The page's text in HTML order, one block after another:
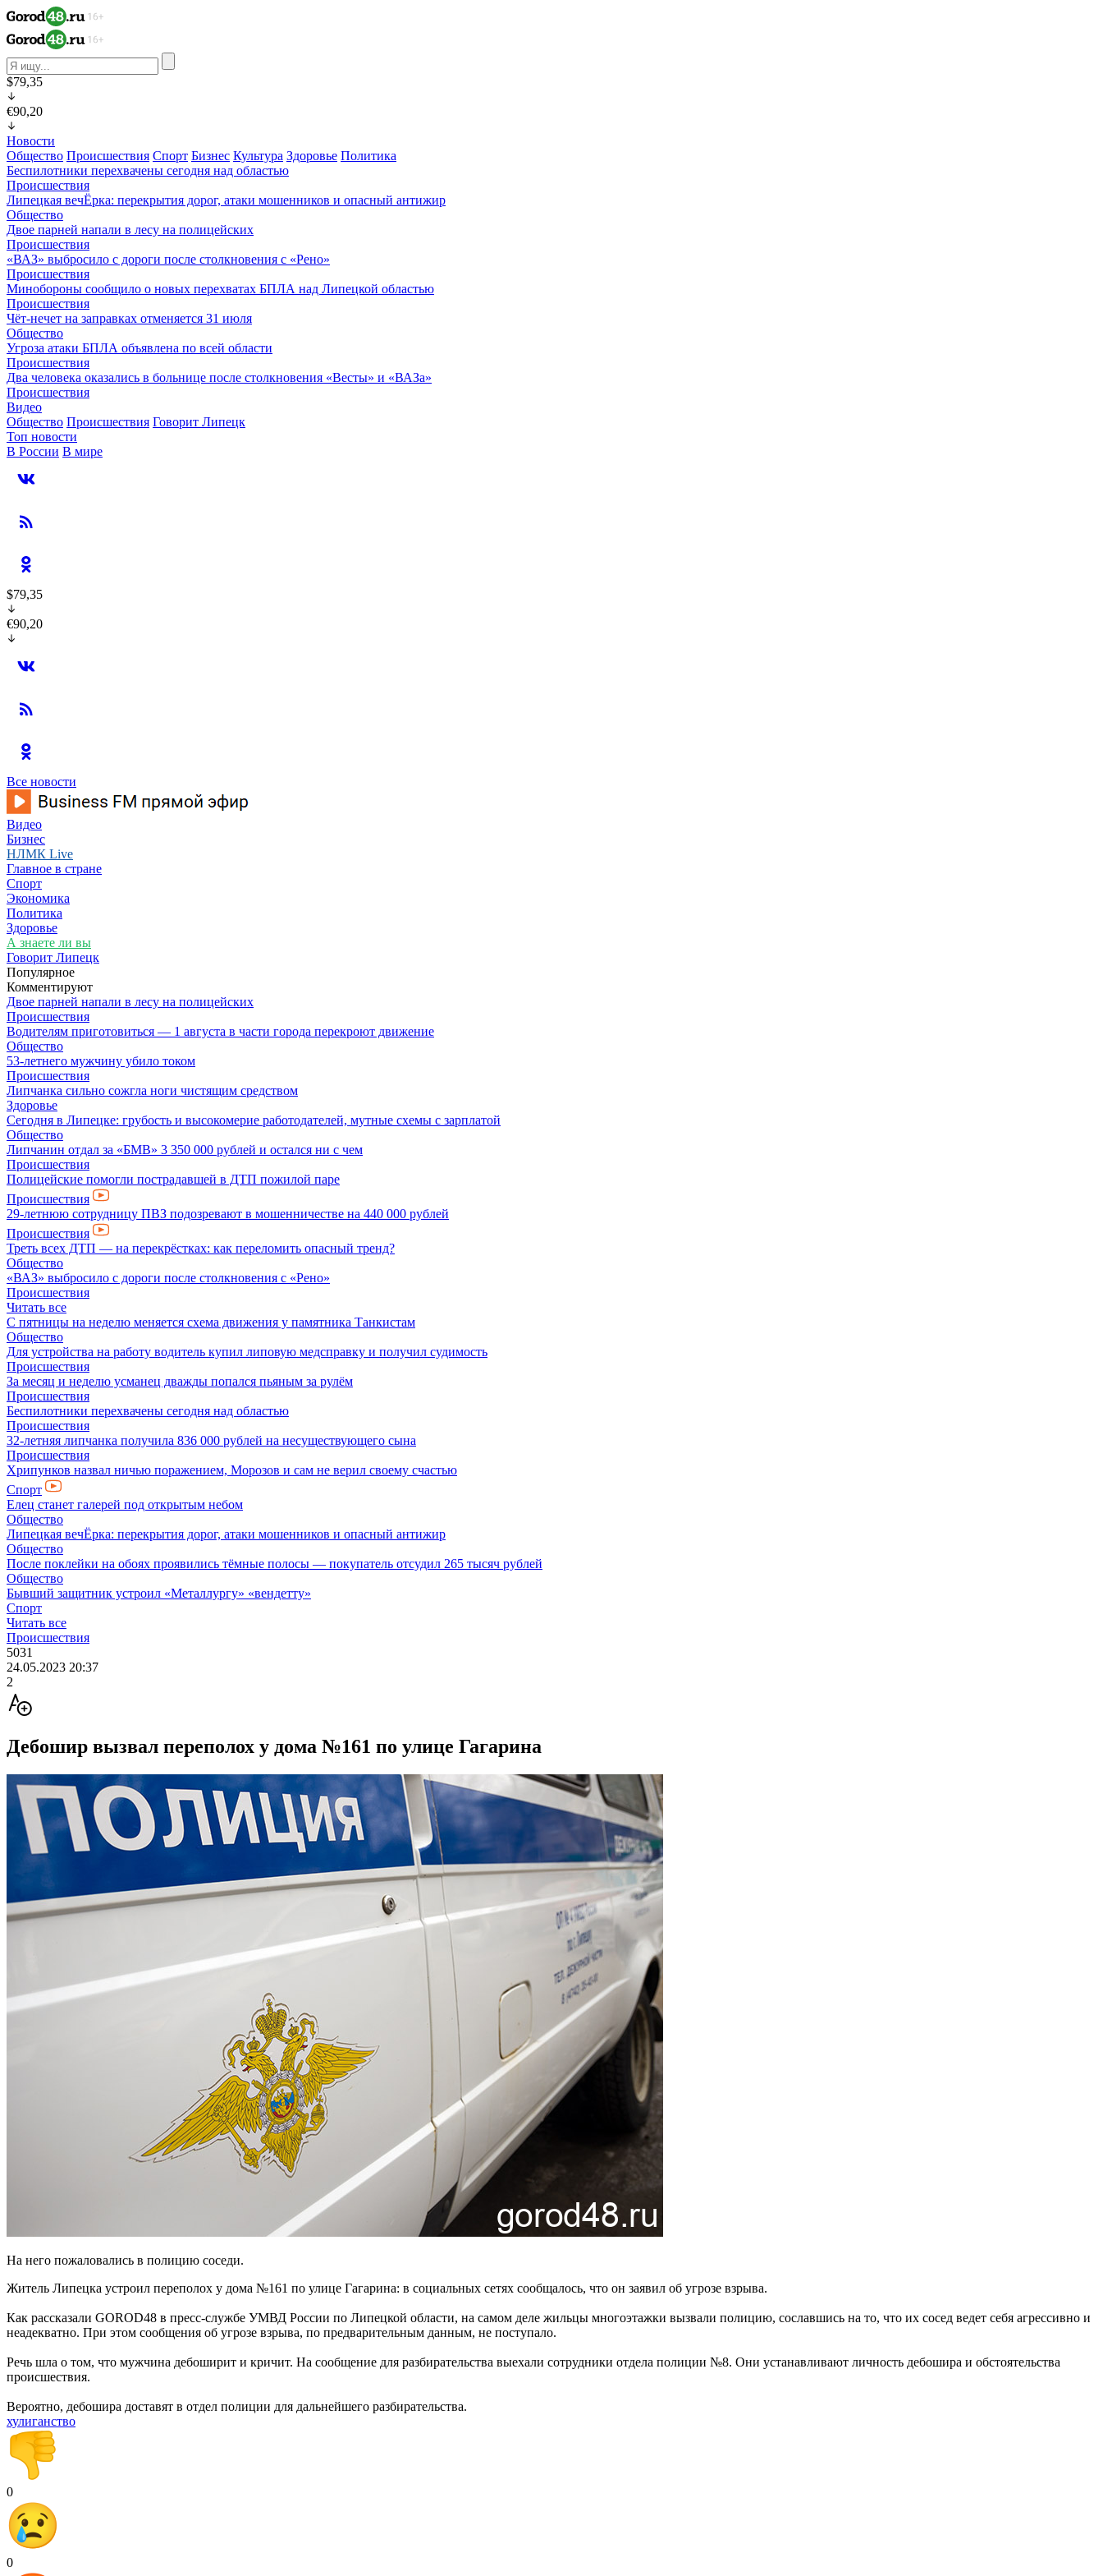
$79,35
€90,20
Новости
Общество Происшествия Спорт Бизнес Культура Здоровье Политика
Беспилотники перехвачены сегодня над областью
Происшествия
Липецкая вечЁрка: перекрытия дорог, атаки мошенников и опасный антижир
Общество
Двое парней напали в лесу на полицейских
Происшествия
«ВАЗ» выбросило с дороги после столкновения с «Рено»
Происшествия
Минобороны сообщило о новых перехватах БПЛА над Липецкой областью
Происшествия
Чёт-нечет на заправках отменяется 31 июля
Общество
Угроза атаки БПЛА объявлена по всей области
Происшествия
Два человека оказались в больнице после столкновения «Весты» и «ВАЗа»
Происшествия
Видео
Общество Происшествия Говорит Липецк
Топ новости
В России В мире
$79,35
€90,20
Все новости
Видео
Бизнес
НЛМК Live
Главное в стране
Спорт
Экономика
Политика
Здоровье
А знаете ли вы
Говорит Липецк
Популярное
Комментируют
Двое парней напали в лесу на полицейских
Происшествия
Водителям приготовиться — 1 августа в части города перекроют движение
Общество
53-летнего мужчину убило током
Происшествия
Липчанка сильно сожгла ноги чистящим средством
Здоровье
Сегодня в Липецке: грубость и высокомерие работодателей, мутные схемы с зарплатой
Общество
Липчанин отдал за «БМВ» 3 350 000 рублей и остался ни с чем
Происшествия
Полицейские помогли пострадавшей в ДТП пожилой паре
Происшествия
29-летнюю сотрудницу ПВЗ подозревают в мошенничестве на 440 000 рублей
Происшествия
Треть всех ДТП — на перекрёстках: как переломить опасный тренд?
Общество
«ВАЗ» выбросило с дороги после столкновения с «Рено»
Происшествия
Читать все
С пятницы на неделю меняется схема движения у памятника Танкистам
Общество
Для устройства на работу водитель купил липовую медсправку и получил судимость
Происшествия
За месяц и неделю усманец дважды попался пьяным за рулём
Происшествия
Беспилотники перехвачены сегодня над областью
Происшествия
32-летняя липчанка получила 836 000 рублей на несуществующего сына
Происшествия
Хрипунков назвал ничью поражением, Морозов и сам не верил своему счастью
Спорт
Елец станет галерей под открытым небом
Общество
Липецкая вечЁрка: перекрытия дорог, атаки мошенников и опасный антижир
Общество
После поклейки на обоях проявились тёмные полосы — покупатель отсудил 265 тысяч рублей
Общество
Бывший защитник устроил «Металлургу» «вендетту»
Спорт
Читать все
Происшествия
5031
24.05.2023 20:37
2
Дебошир вызвал переполох у дома №161 по улице Гагарина
На него пожаловались в полицию соседи.
Житель Липецка устроил переполох у дома №161 по улице Гагарина: в социальных сетях сообщалось, что он заявил об угрозе взрыва.
Как рассказали GOROD48 в пресс-службе УМВД России по Липецкой области, на самом деле жильцы многоэтажки вызвали полицию, сославшись на то, что их сосед ведет себя агрессивно и
неадекватно. При этом сообщения об угрозе взрыва, по предварительным данным, не поступало.
Речь шла о том, что мужчина дебоширит и кричит. На сообщение для разбирательства выехали сотрудники отдела полиции №8. Они устанавливают личность дебошира и обстоятельства
происшествия.
Вероятно, дебошира доставят в отдел полиции для дальнейшего разбирательства.
хулиганство
0
0